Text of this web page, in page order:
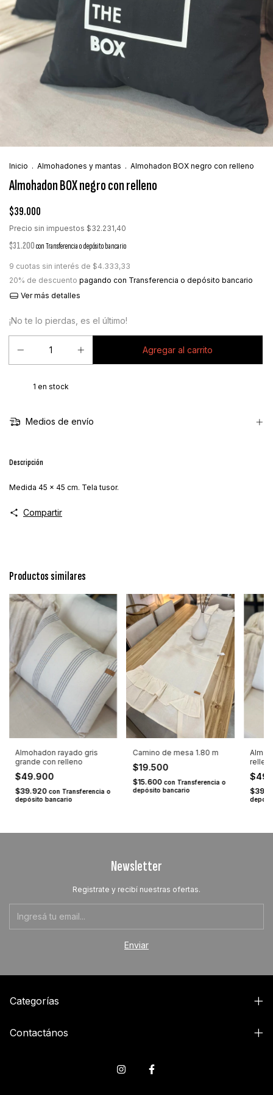
Inicio . Almohadones y mantas . Almohadon BOX negro con relleno
Almohadon BOX negro con relleno
$39.000
Precio sin impuestos $32.231,40
$31.200conTransferencia o depósito bancario
9 cuotas sin interés de $4.333,33
20% de descuento pagando con Transferencia o depósito bancario
Ver más detalles
¡No te lo pierdas, es el último!
1 en stock
Medios de envío
Descripción
Medida 45 x 45 cm. Tela tusor.
Compartir
Productos similares
Almohadon rayado gris
grande con relleno
$49.900
$39.920 con Transferencia o
depósito bancario
Camino de mesa 1.80 m
$19.500
$15.600 con Transferencia o
depósito bancario
Newsletter
Registrate y recibí nuestras ofertas.
Categorías
Contactános